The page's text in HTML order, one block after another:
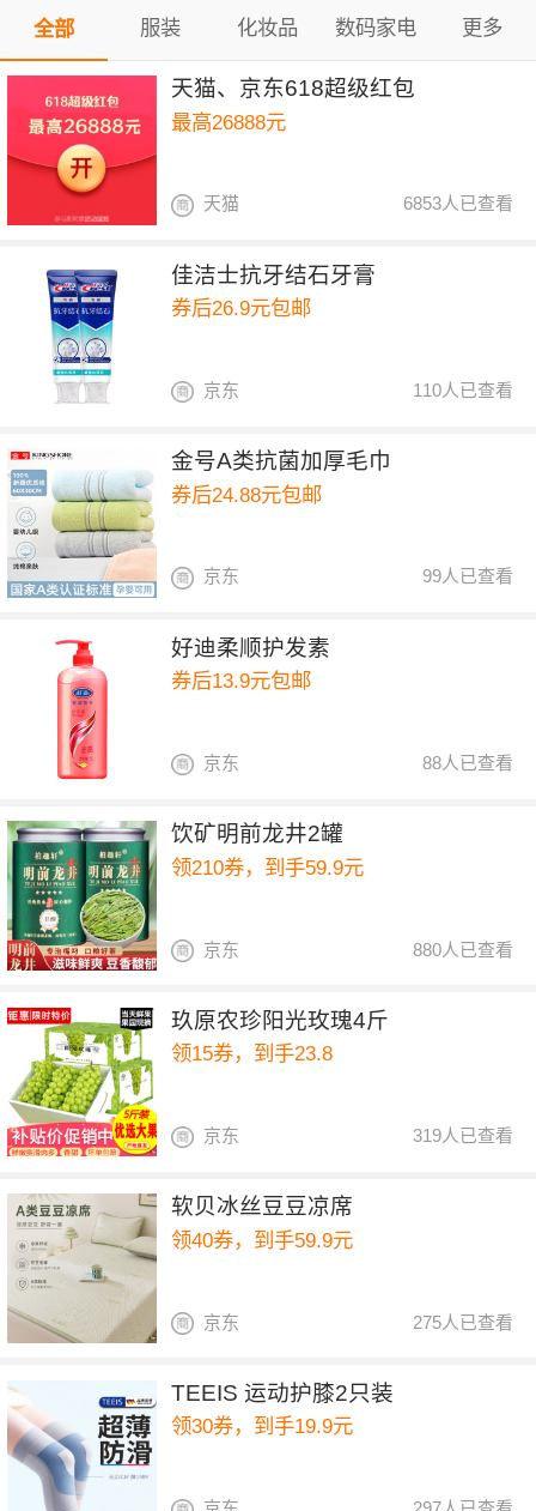
全部 服装 化妆品 数码家电 更多
天猫、京东618超级红包
最高26888元
6853人已查看
天猫
佳洁士抗牙结石牙膏
券后26.9元包邮
110人已查看
京东
金号A类抗菌加厚毛巾
券后24.88元包邮
99人已查看
京东
好迪柔顺护发素
券后13.9元包邮
88人已查看
京东
饮矿明前龙井2罐
领210券，到手59.9元
880人已查看
京东
玖原农珍阳光玫瑰4斤
领15券，到手23.8
319人已查看
京东
软贝冰丝豆豆凉席
领40券，到手59.9元
275人已查看
京东
TEEIS 运动护膝2只装
领30券，到手19.9元